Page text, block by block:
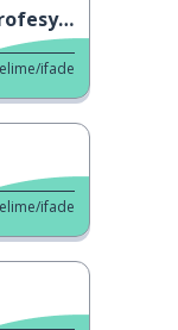
Yol
ifade
ifade